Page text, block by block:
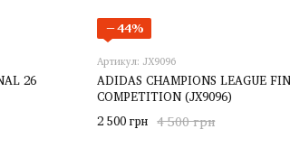
26
−44%
Артикул: JX9096
ADIDAS CHAMPIONS LEAGUE
COMPETITION (JX9096)
4 500 грн
2 500 грн